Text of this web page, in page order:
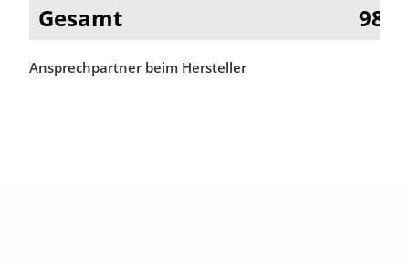
Gesamt 98/
Ansprechpartner beim Hersteller